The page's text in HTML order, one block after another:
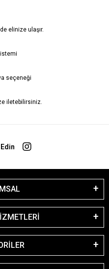
elinize ulaşır.
seçeneği
iletebilirsiniz.